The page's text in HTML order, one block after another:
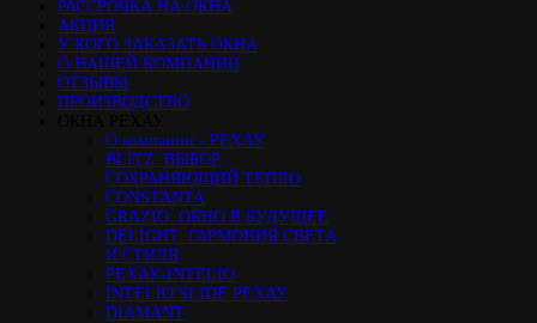
РАССРОЧКА НА ОКНА
АКЦИЯ
У КОГО ЗАКАЗАТЬ ОКНА
О НАШЕЙ КОМПАНИИ
ОТЗЫВЫ
ПРОИЗВОДСТВО
О компании - РЕХАУ
BLITZ: ВЫБОР,
СОХРАНЯЮЩИЙ ТЕПЛО
CONSTANTA
GRAZIO: ОКНО В БУДУЩЕЕ
DELIGHT: ГАРМОНИЯ СВЕТА
И СТИЛЯ
РЕХАУ-INTELIO
INTELIO SLIDE РЕХАУ
DIAMANT